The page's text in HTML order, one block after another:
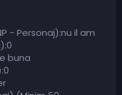
- Personaj):nu il am
buna